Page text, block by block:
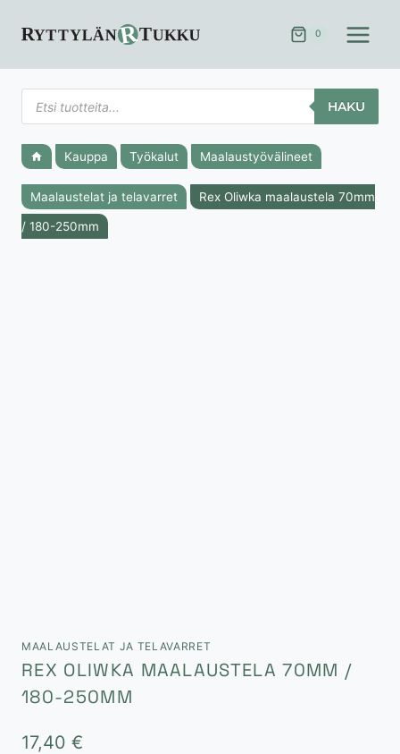
sisältöön
0
Products
search
HAKU
Kauppa Työkalut Maalaustyövälineet
Maalaustelat ja telavarret Rex Oliwka maalaustela 70mm
/ 180-250mm
MAALAUSTELAT JA TELAVARRET
REX OLIWKA MAALAUSTELA 70MM /
180-250MM
17,40 €